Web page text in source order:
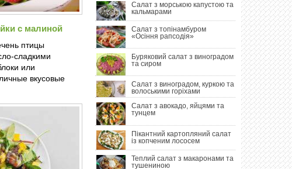
с малиной
птицы
сладкими
или
вкусовые
Салат з морською капустою та
кальмарами
Салат з топінамбуром
«Осіння рапсодія»
Буряковий салат з виноградом
та сиром
Салат з виноградом, куркою та
волоськими горіхами
Салат з авокадо, яйцями та
тунцем
Пікантний картопляний салат
із копченим лососем
Теплий салат з макаронами та
тушениною